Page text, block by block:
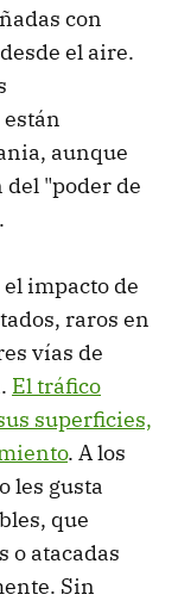
con
el aire.
aunque
del "poder de
impacto de
raros en
vías de
El tráfico
superficies,
. A los
les gusta
que
o atacadas
Sin